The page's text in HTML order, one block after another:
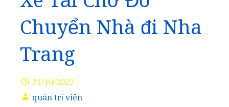
Chuyển Nhà đi Nha
Trang
21/10/2022
quản trị viên